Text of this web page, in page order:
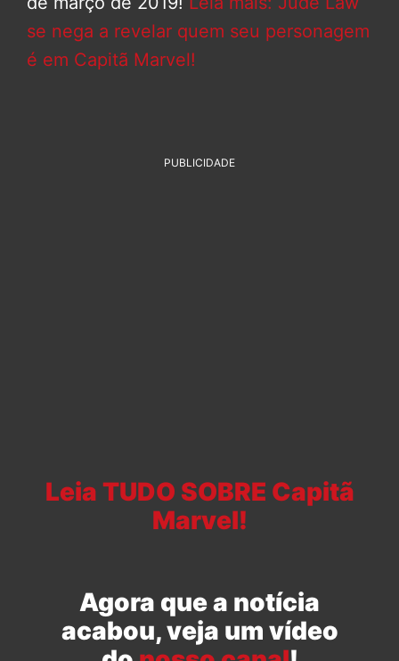
se nega a revelar quem seu personagem
é em Capitã Marvel!
PUBLICIDADE
Leia TUDO SOBRE Capitã
Marvel!
Agora que a notícia
acabou, veja um vídeo